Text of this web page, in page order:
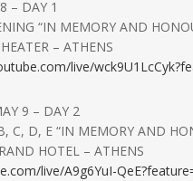
– DAY 1
“IN MEMORY AND
– ATHENS
live/
9 – DAY 2
C, D, E “IN MEMORY AND
HOTEL – ATHENS
live/A9g6YuI-